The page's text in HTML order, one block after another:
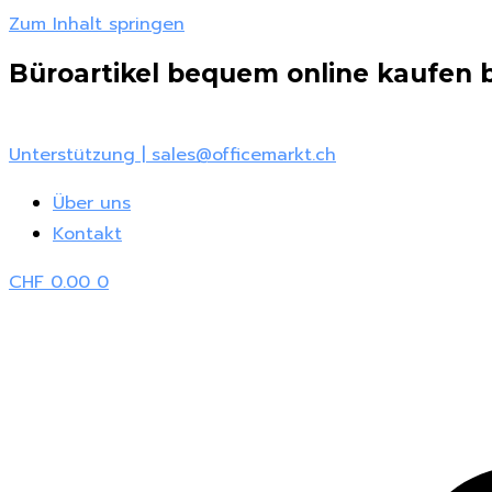
Zum Inhalt springen
Büroartikel bequem online kaufen
Unterstützung | sales@officemarkt.ch
Über uns
Kontakt
CHF0.00 0